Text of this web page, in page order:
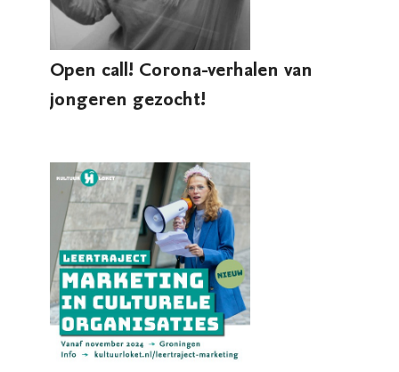
Open call! Corona-verhalen van
jongeren gezocht!